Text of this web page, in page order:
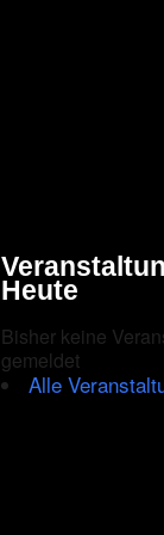
Heute
Bisher keine
gemeldet
Alle